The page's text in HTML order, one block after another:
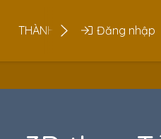
THÀNH VIÊN Đăng nhập